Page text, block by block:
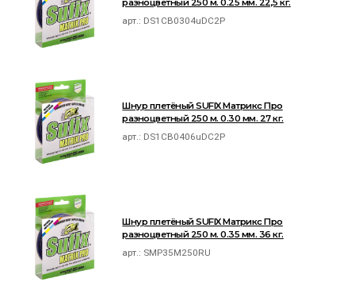
разноцветный 250 м. 0.25 мм. 22,5 кг.
арт.: DS1CB0304uDC2P
Шнур плетёный SUFIX Матрикс Про
разноцветный 250 м. 0.30 мм. 27 кг.
арт.: DS1CB0406uDC2P
Шнур плетёный SUFIX Матрикс Про
разноцветный 250 м. 0.35 мм. 36 кг.
арт.: SMP35M250RU